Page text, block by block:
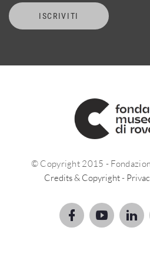
ISCRIVITI
© Copyright 2015 -
Credits & Copyright-